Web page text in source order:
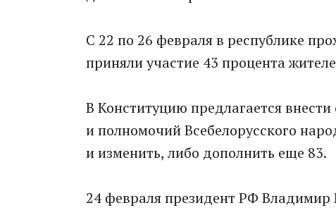
С 22 по 26 февраля в республике
приняли участие 43 процента
В Конституцию предлагается
и полномочий Всебелорусского
и изменить, либо дополнить еще 83.
24 февраля президент РФ Владимир